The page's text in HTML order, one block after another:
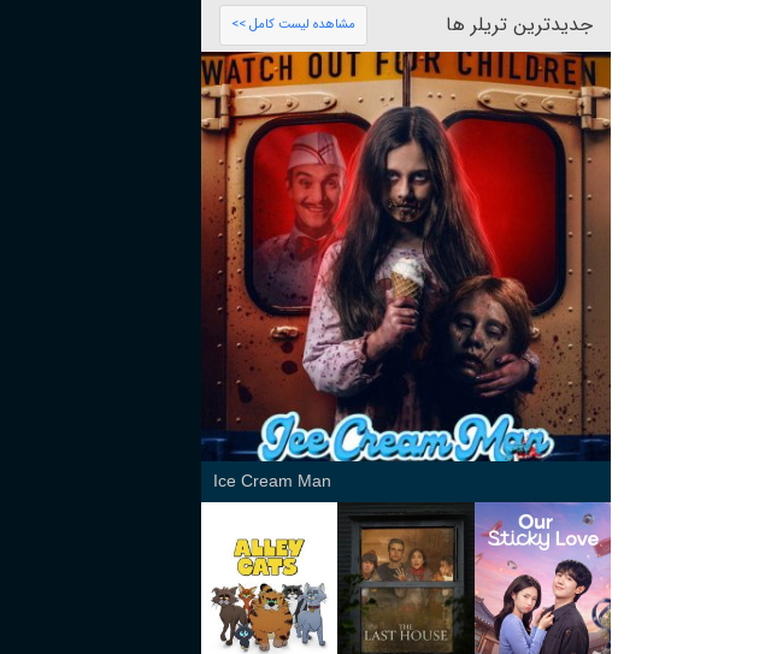
جدیدترین تریلر ها مشاهده لیست کامل >>
Ice Cream Man